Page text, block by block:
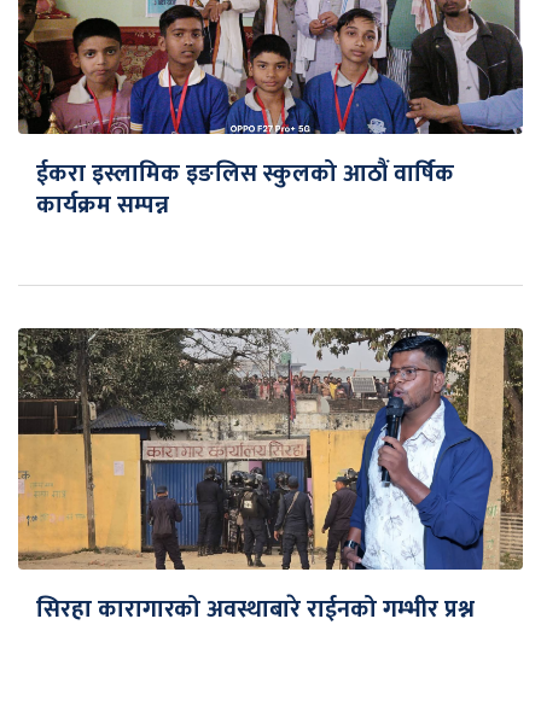
ईकरा इस्लामिक इङलिस स्कुलको आठौं वार्षिक
कार्यक्रम सम्पन्न
सिरहा कारागारको अवस्थाबारे राईनको गम्भीर प्रश्न